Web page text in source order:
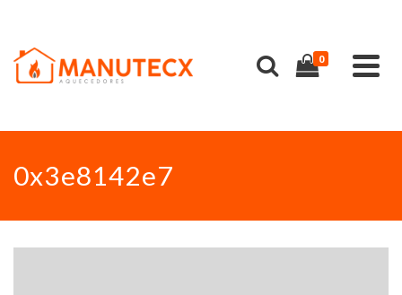
0
0x3e8142e7